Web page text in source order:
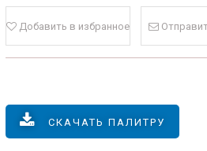
Добавить в избранное
СКАЧАТЬ ПАЛИТРУ